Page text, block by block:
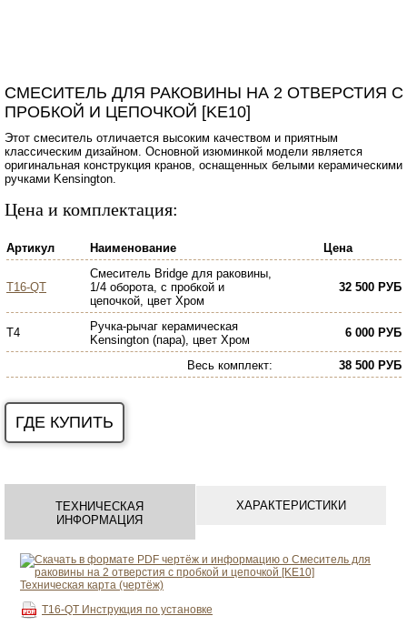
СМЕСИТЕЛЬ ДЛЯ РАКОВИНЫ НА 2 ОТВЕРСТИЯ С
ПРОБКОЙ И ЦЕПОЧКОЙ [KE10]
Этот смеситель отличается высоким качеством и приятным
классическим дизайном. Основной изюминкой модели является
оригинальная конструкция кранов, оснащенных белыми керамическими
ручками Kensington.
Цена и комплектация:
Артикул Наименование Цена
T16-QT
Смеситель Bridge для раковины,
1/4 оборота, c пробкой и
цепочкой, цвет Хром
32 500 РУБ
T4
Ручка-рычаг керамическая
Kensington (пара), цвет Хром
6 000 РУБ
Весь комплект: 38 500 РУБ
ГДЕ КУПИТЬ
ТЕХНИЧЕСКАЯ
ИНФОРМАЦИЯ
Техническая карта (чертёж)
T16-QT Инструкция по установке
ХАРАКТЕРИСТИКИ